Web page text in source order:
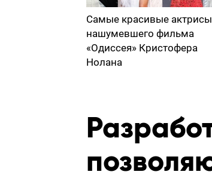
Самые красивые
нашумевшего фильма
«Одиссея» Кристофера
Нолана